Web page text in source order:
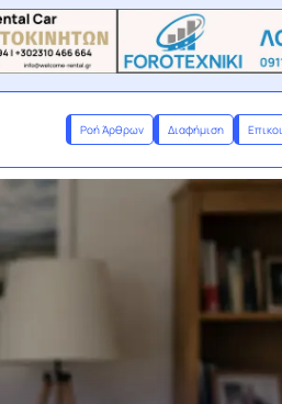
Ροή Άρθρων Διαφήμιση